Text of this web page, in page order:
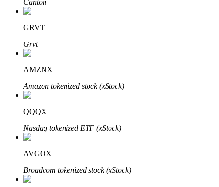
พันธมิตร Bitrue
พันธมิตร Bitrue
Canton
GRVT
Grvt
AMZNX
Amazon tokenized stock (xStock)
QQQX
Nasdaq tokenized ETF (xStock)
AVGOX
Broadcom tokenized stock (xStock)